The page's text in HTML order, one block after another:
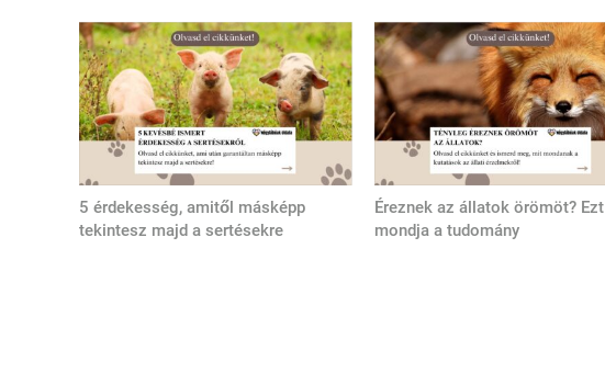
5 érdekesség, amitől másképp
tekintesz majd a sertésekre
Éreznek az állatok örömöt? Ezt
mondja a tudomány